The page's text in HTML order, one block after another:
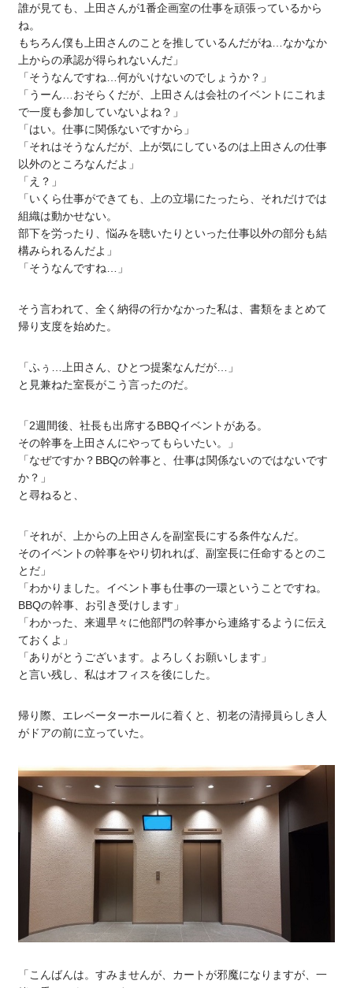
誰が見ても、上田さんが1番企画室の仕事を頑張っているから
ね。
もちろん僕も上田さんのことを推しているんだがね…なかなか
上からの承認が得られないんだ」
「そうなんですね…何がいけないのでしょうか？」
「うーん…おそらくだが、上田さんは会社のイベントにこれま
で一度も参加していないよね？」
「はい。仕事に関係ないですから」
「それはそうなんだが、上が気にしているのは上田さんの仕事
以外のところなんだよ」
「え？」
「いくら仕事ができても、上の立場にたったら、それだけでは
組織は動かせない。
部下を労ったり、悩みを聴いたりといった仕事以外の部分も結
構みられるんだよ」
「そうなんですね…」
そう言われて、全く納得の行かなかった私は、書類をまとめて
帰り支度を始めた。
「ふぅ…上田さん、ひとつ提案なんだが…」
と見兼ねた室長がこう言ったのだ。
「2週間後、社長も出席するBBQイベントがある。
その幹事を上田さんにやってもらいたい。」
「なぜですか？BBQの幹事と、仕事は関係ないのではないです
か？」
と尋ねると、
「それが、上からの上田さんを副室長にする条件なんだ。
そのイベントの幹事をやり切れれば、副室長に任命するとのこ
とだ」
「わかりました。イベント事も仕事の一環ということですね。
BBQの幹事、お引き受けします」
「わかった、来週早々に他部門の幹事から連絡するように伝え
ておくよ」
「ありがとうございます。よろしくお願いします」
と言い残し、私はオフィスを後にした。
帰り際、エレベーターホールに着くと、初老の清掃員らしき人
がドアの前に立っていた。
「こんばんは。すみませんが、カートが邪魔になりますが、一